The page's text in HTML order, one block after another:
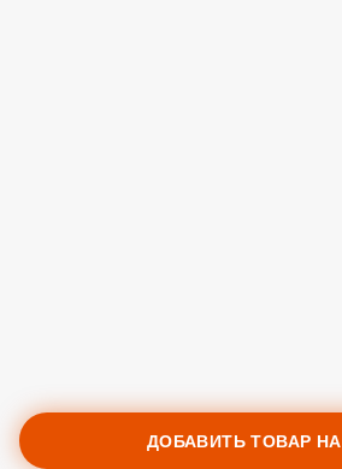
ДОБАВИТЬ ТОВАР НА